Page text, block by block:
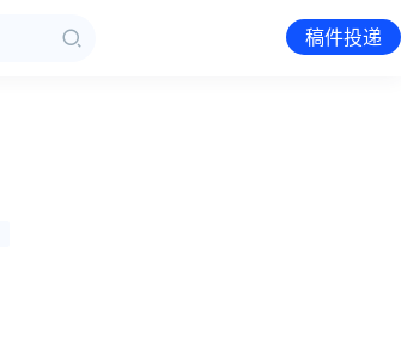
稿件投递